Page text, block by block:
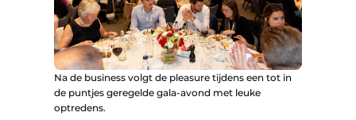
Na de business volgt de pleasure tijdens een tot in
de puntjes geregelde gala-avond met leuke
optredens.